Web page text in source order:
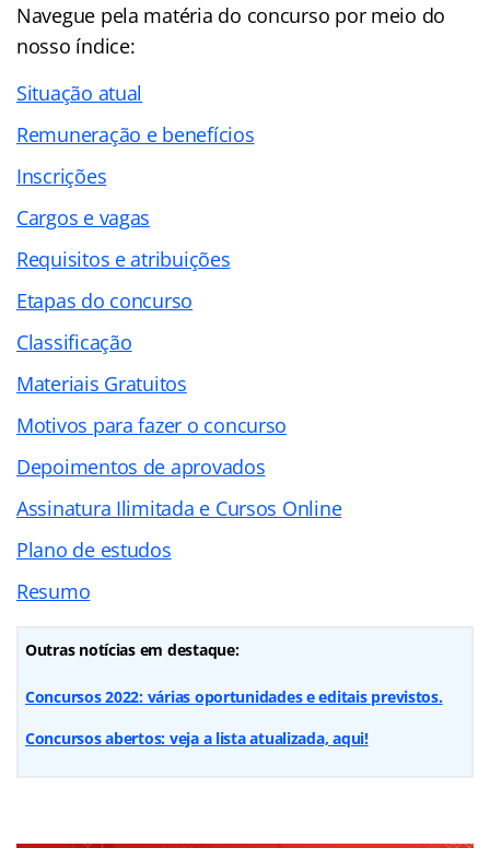
Navegue pela matéria do concurso por meio do
nosso índice:
Situação atual
Remuneração e benefícios
Inscrições
Cargos e vagas
Requisitos e atribuições
Etapas do concurso
Classificação
Materiais Gratuitos
Motivos para fazer o concurso
Depoimentos de aprovados
Assinatura Ilimitada e Cursos Online
Plano de estudos
Resumo
Outras notícias em destaque:
Concursos 2022: várias oportunidades e editais previstos.
Concursos abertos: veja a lista atualizada, aqui!